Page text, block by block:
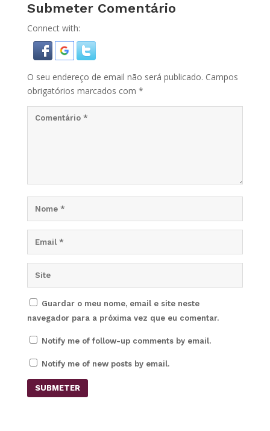
Submeter Comentário
Connect with:
O seu endereço de email não será publicado. Campos
obrigatórios marcados com *
Guardar o meu nome, email e site neste
navegador para a próxima vez que eu comentar.
Notify me of follow-up comments by email.
Notify me of new posts by email.
SUBMETER